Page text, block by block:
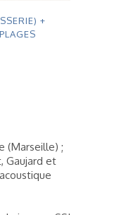
+
(Marseille) ;
Gaujard et